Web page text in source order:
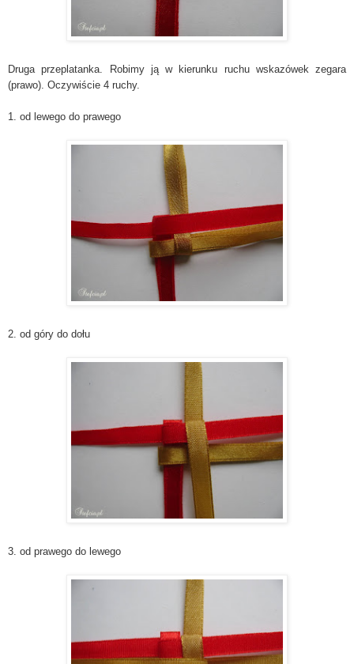
Druga przeplatanka. Robimy ją w kierunku ruchu wskazówek zegara
(prawo). Oczywiście 4 ruchy.
1. od lewego do prawego
2. od góry do dołu
3. od prawego do lewego